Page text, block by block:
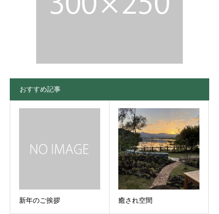
おすすめ記事
新年のご挨拶 癒され空間